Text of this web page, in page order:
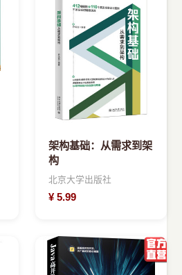
架构基础：从需求到架
构
北京大学出版社
¥ 5.99